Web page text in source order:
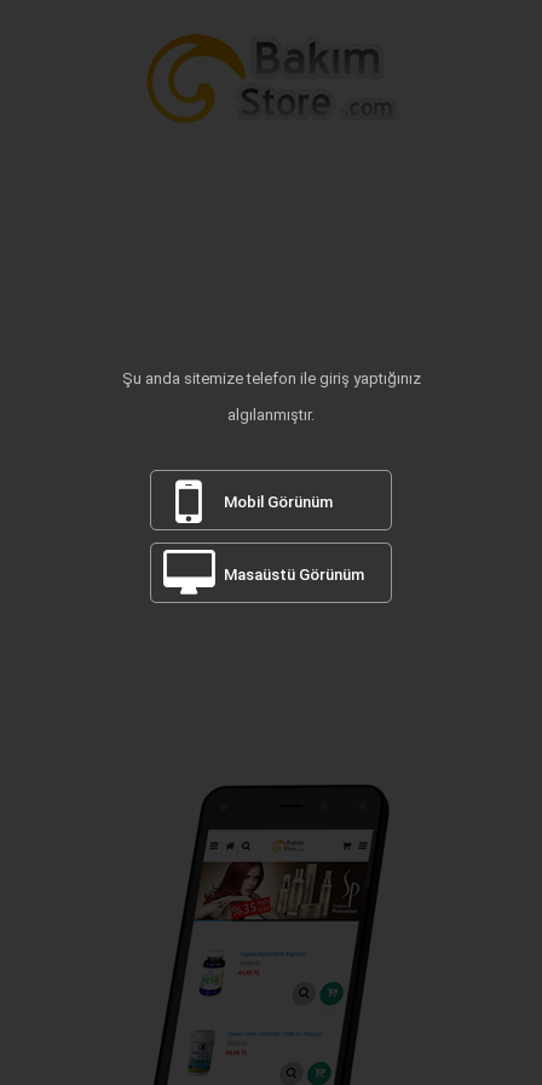
Şu anda sitemize telefon ile giriş yaptığınız
algılanmıştır.
Mobil Görünüm
Masaüstü Görünüm